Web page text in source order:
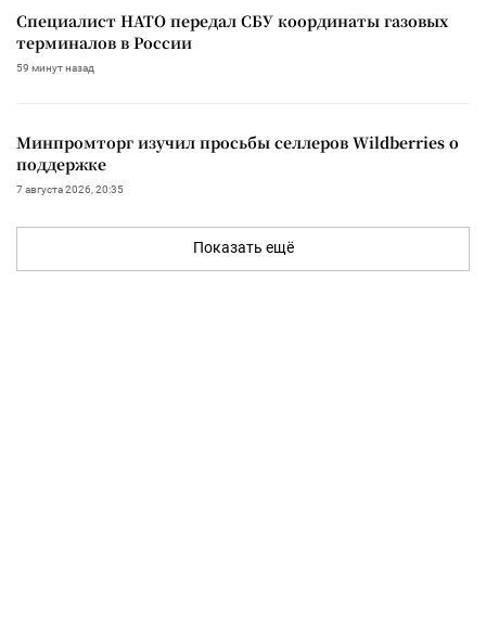
Специалист НАТО передал СБУ координаты газовых
терминалов в России
59 минут назад
Минпромторг изучил просьбы селлеров Wildberries о
поддержке
7 августа 2026, 20:35
Показать ещё